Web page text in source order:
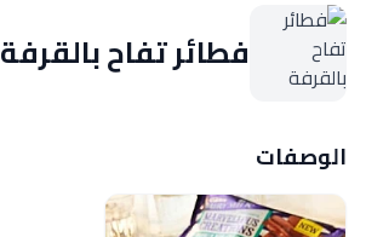
فطائر تفاح بالقرفة
الوصفات